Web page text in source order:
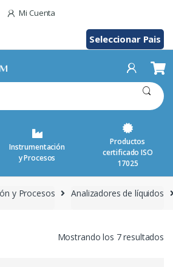
Mi Cuenta
Seleccionar Pais
Instrumentación
y Procesos
Productos
certificado ISO
17025
y Procesos Analizadores de líquidos
Mostrando los 7 resultados